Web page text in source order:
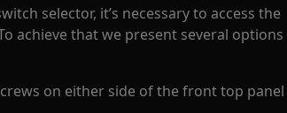
selector, it’s necessary to access the
achieve that we present several options
on either side of the front top panel